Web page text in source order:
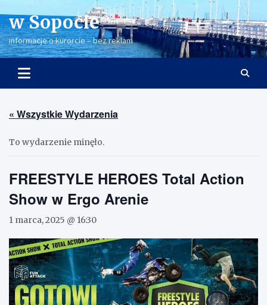
to
content
w Sopocie
informacje o kurorcie – bez reklam
« Wszystkie Wydarzenia
To wydarzenie minęło.
FREESTYLE HEROES Total Action
Show w Ergo Arenie
1 marca, 2025 @ 16:30